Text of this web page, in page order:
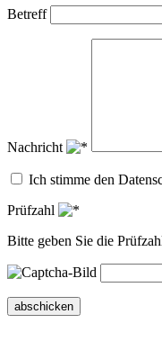
Betreff
Nachricht
Ich stimme den
Prüfzahl
Bitte geben Sie die
abschicken